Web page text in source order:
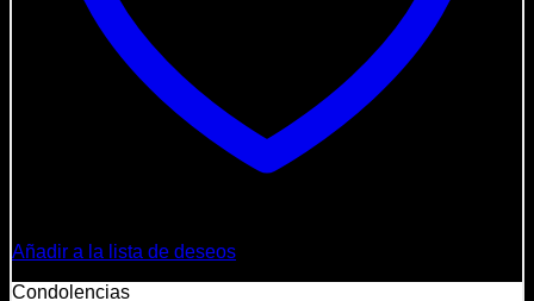
Añadir a la lista de deseos
Condolencias